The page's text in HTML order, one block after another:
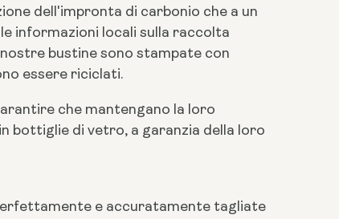
dell'impronta di carbonio che a un
informazioni locali sulla raccolta
bustine sono stampate con
essere riciclati.
che mantengano la loro
bottiglie di vetro, a garanzia della loro
e accuratamente tagliate